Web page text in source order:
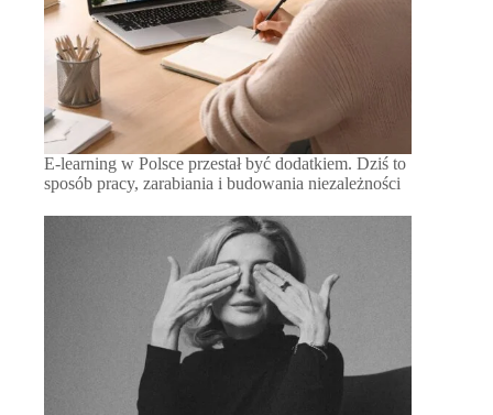
E-learning w Polsce przestał być dodatkiem. Dziś to
sposób pracy, zarabiania i budowania niezależności